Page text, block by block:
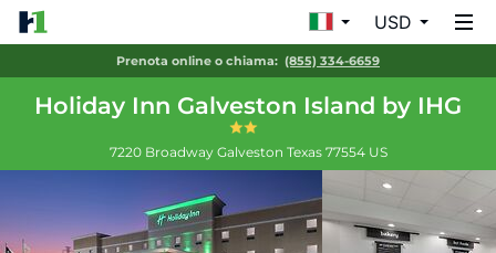
USD
Prenota online o chiama: (855) 334-6659
Holiday Inn Galveston Island by IHG
7220 Broadway Galveston Texas 77554 US